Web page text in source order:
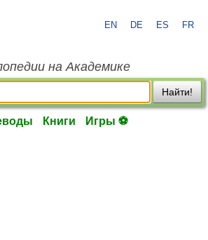
EN DE ES FR
на Академике
Найти!
Книги Игры ⚽